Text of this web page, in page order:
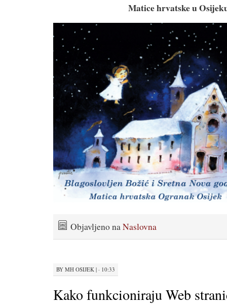
Matice hrvatske u
Objavljeno naNaslovna
BY MH OSIJEK | · 10:33
Kako funkcioniraju Web